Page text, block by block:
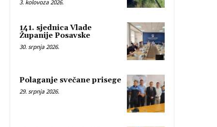
3. kolovoza 2026.
141. sjednica Vlade
Županije Posavske
30. srpnja 2026.
Polaganje svečane prisege
29. srpnja 2026.